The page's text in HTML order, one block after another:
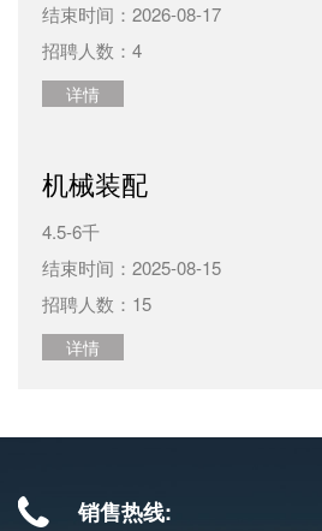
结束时间：2026-08-17
招聘人数：4
详情
机械装配
4.5-6千
结束时间：2025-08-15
招聘人数：15
详情
销售热线: